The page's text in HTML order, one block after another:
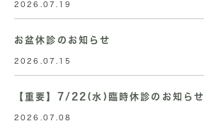
2026.07.19
お盆休診のお知らせ
2026.07.15
【重要】7/22(水)臨時休診のお知らせ
2026.07.08